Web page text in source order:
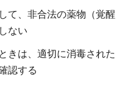
て、非合法の薬物（覚醒
ない
きは、適切に消毒された
認する